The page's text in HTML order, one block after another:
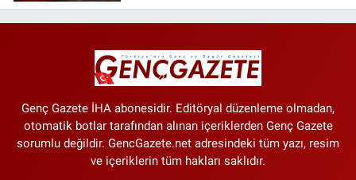
Genç Gazete İHA abonesidir. Editöryal düzenleme olmadan,
otomatik botlar tarafından alınan içeriklerden Genç Gazete
sorumlu değildir. GencGazete.net adresindeki tüm yazı, resim
ve içeriklerin tüm hakları saklıdır.